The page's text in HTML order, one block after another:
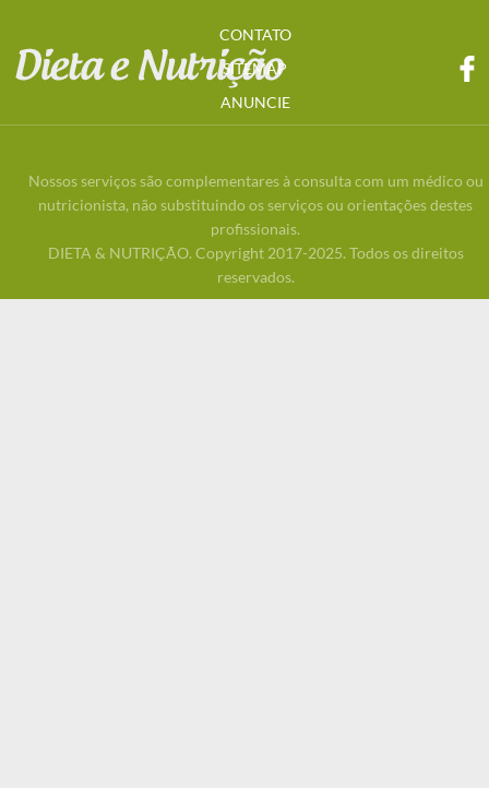
CONTATO
SITEMAP
ANUNCIE
Nossos serviços são complementares à consulta com um médico ou
nutricionista, não substituindo os serviços ou orientações destes
profissionais.
DIETA & NUTRIÇÃO. Copyright 2017-2025. Todos os direitos
reservados.